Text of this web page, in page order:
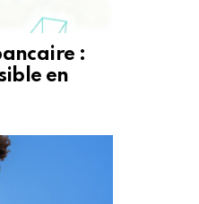
:
en